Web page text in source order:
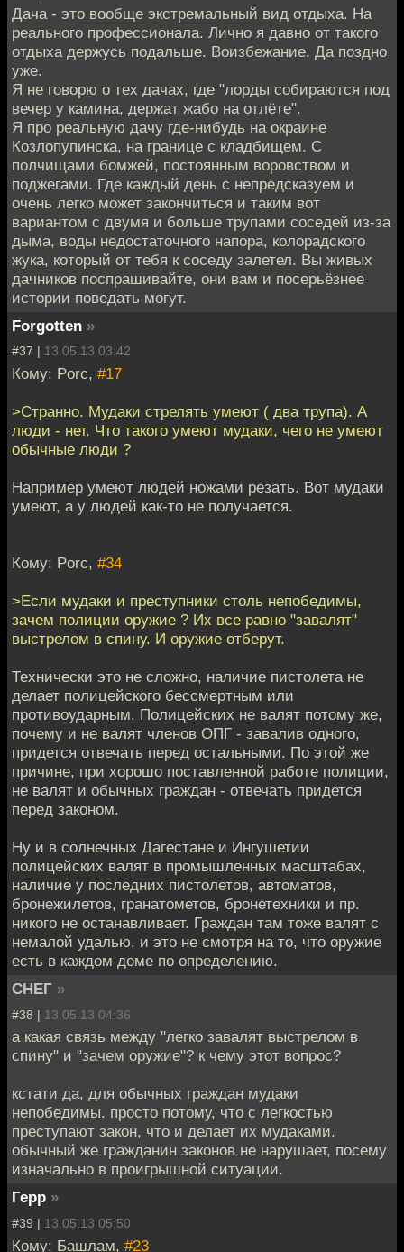
Дача - это вообще экстремальный вид отдыха. На
реального профессионала. Лично я давно от такого
отдыха держусь подальше. Воизбежание. Да поздно
уже.
Я не говорю о тех дачах, где "лорды собираются под
вечер у камина, держат жабо на отлёте".
Я про реальную дачу где-нибудь на окраине
Козлопупинска, на границе с кладбищем. С
полчищами бомжей, постоянным воровством и
поджегами. Где каждый день с непредсказуем и
очень легко может закончиться и таким вот
вариантом с двумя и больше трупами соседей из-за
дыма, воды недостаточного напора, колорадского
жука, который от тебя к соседу залетел. Вы живых
дачников поспрашивайте, они вам и посерьёзнее
истории поведать могут.
Forgotten »
#37 | 13.05.13 03:42
Кому: Porc, #17
>Странно. Мудаки стрелять умеют ( два трупа). А
люди - нет. Что такого умеют мудаки, чего не умеют
обычные люди ?
Например умеют людей ножами резать. Вот мудаки
умеют, а у людей как-то не получается.
Кому: Porc, #34
>Если мудаки и преступники столь непобедимы,
зачем полиции оружие ? Их все равно "завалят"
выстрелом в спину. И оружие отберут.
Технически это не сложно, наличие пистолета не
делает полицейского бессмертным или
противоударным. Полицейских не валят потому же,
почему и не валят членов ОПГ - завалив одного,
придется отвечать перед остальными. По этой же
причине, при хорошо поставленной работе полиции,
не валят и обычных граждан - отвечать придется
перед законом.
Ну и в солнечных Дагестане и Ингушетии
полицейских валят в промышленных масштабах,
наличие у последних пистолетов, автоматов,
бронежилетов, гранатометов, бронетехники и пр.
никого не останавливает. Граждан там тоже валят с
немалой удалью, и это не смотря на то, что оружие
есть в каждом доме по определению.
СНЕГ »
#38 | 13.05.13 04:36
а какая связь между "легко завалят выстрелом в
спину" и "зачем оружие"? к чему этот вопрос?
кстати да, для обычных граждан мудаки
непобедимы. просто потому, что с легкостью
преступают закон, что и делает их мудаками.
обычный же гражданин законов не нарушает, посему
изначально в проигрышной ситуации.
Герр »
#39 | 13.05.13 05:50
Кому: Башлам, #23